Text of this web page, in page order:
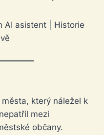
AI asistent | Historie
který náležel k
mezi
občany.